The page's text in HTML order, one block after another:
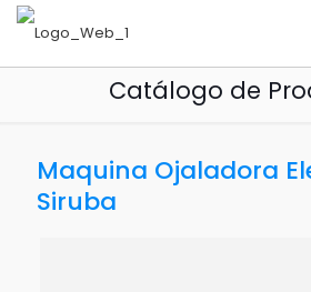
Catálogo de
Maquina Ojaladora
Siruba